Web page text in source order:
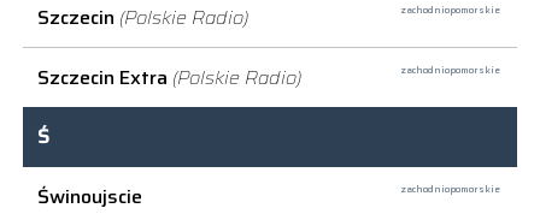
Szczecin (Polskie Radio) zachodniopomorskie
Szczecin Extra (Polskie Radio) zachodniopomorskie
Ś
Świnoujscie
zachodniopomorskie